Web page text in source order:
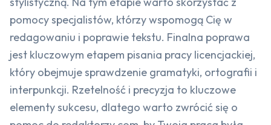
pomocy specjalistów, którzy wspomogą Cię w
redagowaniu i poprawie tekstu. Finalna poprawa
jest kluczowym etapem pisania pracy licencjackiej,
który obejmuje sprawdzenie gramatyki, ortografii i
interpunkcji. Rzetelność i precyzja to kluczowe
elementy sukcesu, dlatego warto zwrócić się o